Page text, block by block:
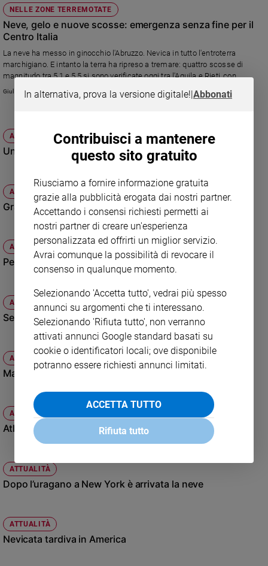
NELLE ZONE TERREMOTATE
Neve, gelo e nuove scosse: emergenza senza fine per il
Centro Italia
La neve ha messo in ginocchio l'Abruzzo. Nevica in tutto l'entroterra
marchigiano. E intanto la terra ha ripreso a tremare: quattro scosse di
magnitudo tra 5,1 e 5,5 si sono verificate oggi tra l'Aquila e Rieti, con
epicentro a 36 chilometri a nord dell'Aquila.
Giulia Cerqueti
ATTUALITÀ
Una “mostruosa” bufera sugli USA
ATTUALITÀ
Gran Bretagna sotto la neve
ATTUALITÀ
Perturbazione da record sopra l'Europa
ATTUALITÀ
Settimana bianca serena con i nostri consigli
ATTUALITÀ
Mai così tanta neve sull’Emisfero Nord
ATTUALITÀ
Atlantico caldo: inverno nevoso?
ATTUALITÀ
Dopo l’uragano a New York è arrivata la neve
ATTUALITÀ
Nevicata tardiva in America
In alternativa, prova la versione digitale!|Abbonati
Contribuisci a mantenere
questo sito gratuito
Riusciamo a fornire informazione gratuita
grazie alla pubblicità erogata dai nostri partner.
Accettando i consensi richiesti permetti ai
nostri partner di creare un'esperienza
personalizzata ed offrirti un miglior servizio.
Avrai comunque la possibilità di revocare il
consenso in qualunque momento.
Selezionando 'Accetta tutto', vedrai più spesso
annunci su argomenti che ti interessano.
Selezionando 'Rifiuta tutto', non verranno
attivati annunci Google standard basati su
cookie o identificatori locali; ove disponibile
potranno essere richiesti annunci limitati.
ACCETTA TUTTO
Rifiuta tutto